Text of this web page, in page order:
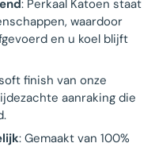
: Perkaal Katoen staat
waardoor
en u koel blijft
finish van onze
aanraking die
: Gemaakt van 100%